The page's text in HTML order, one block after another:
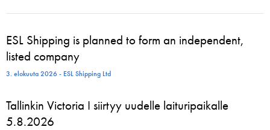
ESL Shipping is planned to form an independent,
listed company
3. elokuuta 2026 - ESL Shipping Ltd
Tallinkin Victoria I siirtyy uudelle laituripaikalle
5.8.2026